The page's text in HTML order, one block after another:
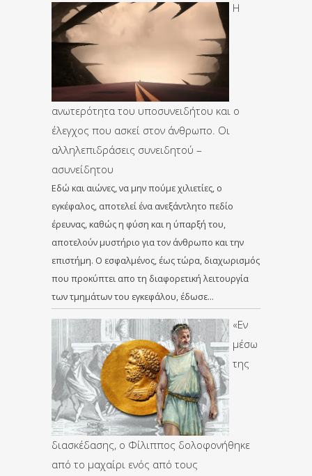
Η
ανωτερότητα του υποσυνειδήτου και ο
έλεγχος που ασκεί στον άνθρωπο. Οι
αλληλεπιδράσεις συνειδητού –
ασυνείδητου
Εδώ και αιώνες, να μην πούμε χιλιετίες, ο
εγκέφαλος, αποτελεί ένα ανεξάντλητο πεδίο
έρευνας, καθώς η φύση και η ύπαρξή του,
αποτελούν μυστήριο για τον άνθρωπο και την
επιστήμη. Ο εσφαλμένος, έως τώρα, διαχωρισμός
που προκύπτει απο τη διαφορετική λειτουργία
των τμημάτων του εγκεφάλου, έδωσε…
«Εν
μέσω
της
διασκέδασης, ο Φίλιππος δολοφονήθηκε
από το μαχαίρι ενός από τους